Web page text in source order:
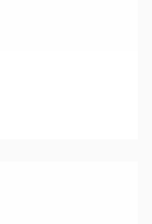
测、水下封